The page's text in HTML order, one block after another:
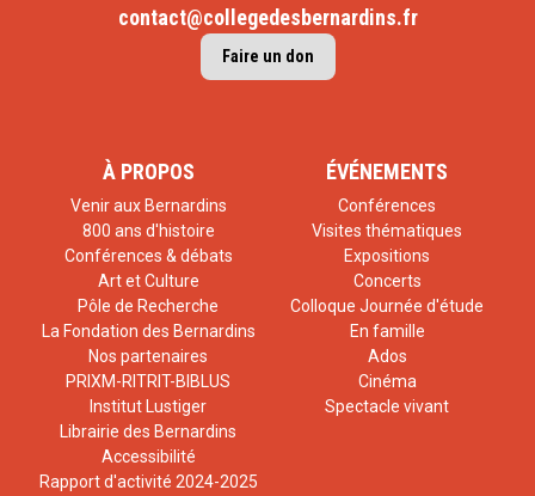
contact@collegedesbernardins.fr
Faire un don
À PROPOS
Venir aux Bernardins
800 ans d'histoire
Conférences & débats
Art et Culture
Pôle de Recherche
La Fondation des Bernardins
Nos partenaires
PRIXM-RITRIT-BIBLUS
Institut Lustiger
Librairie des Bernardins
Accessibilité
Rapport d'activité 2024-2025
ÉVÉNEMENTS
Conférences
Visites thématiques
Expositions
Concerts
Colloque Journée d'étude
En famille
Ados
Cinéma
Spectacle vivant